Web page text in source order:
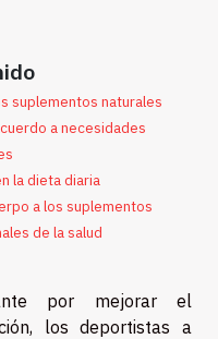
suplementos naturales
a necesidades
la dieta diaria
a los suplementos
de la salud
por mejorar el
los deportistas a